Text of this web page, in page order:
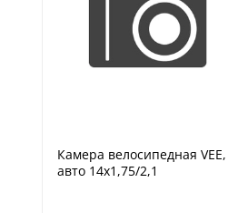
Камера велосипедная VEE,
авто 14x1,75/2,1